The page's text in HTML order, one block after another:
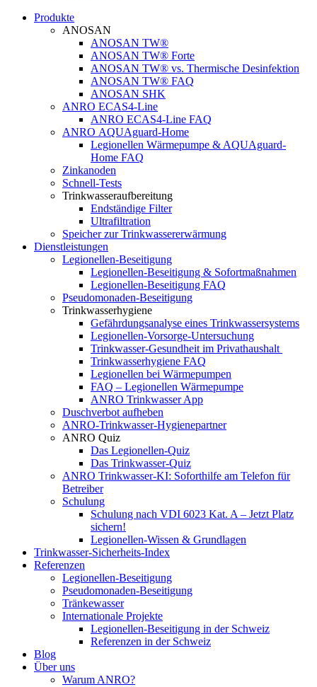
Produkte
ANOSAN
ANOSAN TW®
ANOSAN TW® Forte
ANOSAN TW® vs. Thermische Desinfektion
ANOSAN TW® FAQ
ANOSAN SHK
ANRO ECAS4-Line
ANRO ECAS4-Line FAQ
ANRO AQUAguard-Home
Legionellen Wärmepumpe & AQUAguard-
Home FAQ
Zinkanoden
Schnell-Tests
Trinkwasseraufbereitung
Endständige Filter
Ultrafiltration
Speicher zur Trinkwassererwärmung
Dienstleistungen
Legionellen-Beseitigung
Legionellen-Beseitigung & Sofortmaßnahmen
Legionellen-Beseitigung FAQ
Pseudomonaden-Beseitigung
Trinkwasserhygiene
Gefährdungsanalyse eines Trinkwassersystems
Legionellen-Vorsorge-Untersuchung
Trinkwasser-Gesundheit im Privathaushalt
Trinkwasserhygiene FAQ
Legionellen bei Wärmepumpen
FAQ – Legionellen Wärmepumpe
ANRO Trinkwasser App
Duschverbot aufheben
ANRO-Trinkwasser-Hygienepartner
ANRO Quiz
Das Legionellen-Quiz
Das Trinkwasser-Quiz
ANRO Trinkwasser-KI: Soforthilfe am Telefon für
Betreiber
Schulung
Schulung nach VDI 6023 Kat. A – Jetzt Platz
sichern!
Legionellen-Wissen & Grundlagen
Trinkwasser-Sicherheits-Index
Referenzen
Legionellen-Beseitigung​
Pseudomonaden-Beseitigung​
Tränkewasser
Internationale Projekte
Legionellen-Beseitigung in der Schweiz
Referenzen in der Schweiz
Blog
Über uns
Warum ANRO?